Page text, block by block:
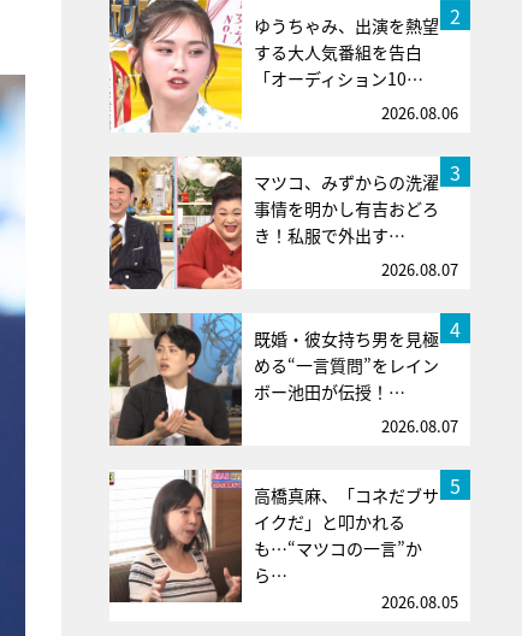
2
ゆうちゃみ、出演を熱望
する大人気番組を告白
「オーディション10…
2026.08.06
3
マツコ、みずからの洗濯
事情を明かし有吉おどろ
き！私服で外出す…
2026.08.07
4
既婚・彼女持ち男を見極
める“一言質問”をレイン
ボー池田が伝授！…
2026.08.07
5
高橋真麻、「コネだブサ
イクだ」と叩かれる
も…“マツコの一言”か
ら…
2026.08.05